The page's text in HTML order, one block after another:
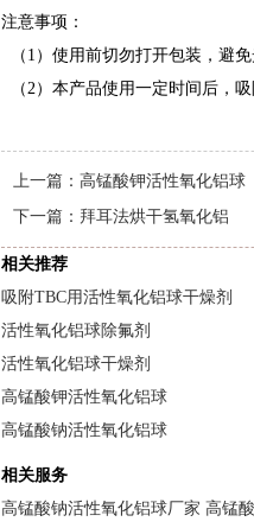
注意事项：
（1）使用前切勿打开包装，避
（2）本产品使用一定时间后，
上一篇： 高锰酸钾活性氧化铝球
下一篇： 拜耳法烘干氢氧化铝
相关推荐
吸附TBC用活性氧化铝球干燥剂
活性氧化铝球除氟剂
活性氧化铝球干燥剂
高锰酸钾活性氧化铝球
高锰酸钠活性氧化铝球
相关服务
高锰酸钠活性氧化铝球厂家 高锰